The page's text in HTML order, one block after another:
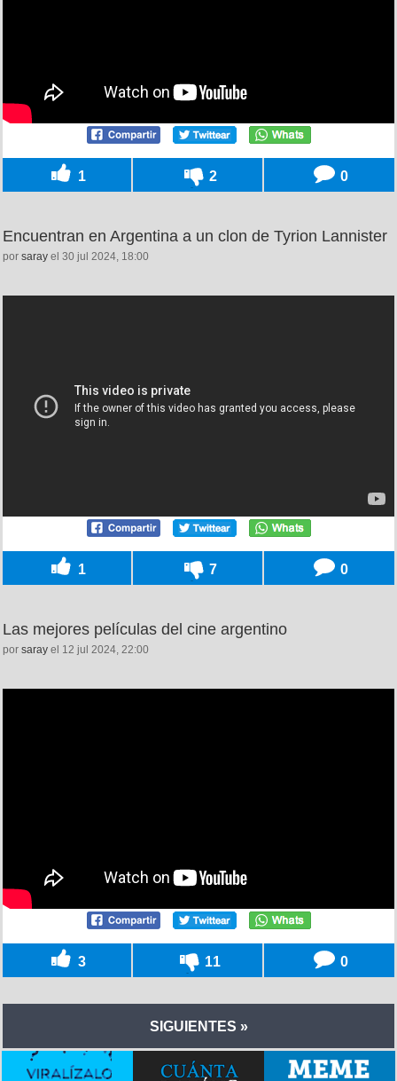
1 2 0
Encuentran en Argentina a un clon de Tyrion Lannister
por saray el 30 jul 2024, 18:00
1 7 0
Las mejores películas del cine argentino
por saray el 12 jul 2024, 22:00
3 11 0
SIGUIENTES »